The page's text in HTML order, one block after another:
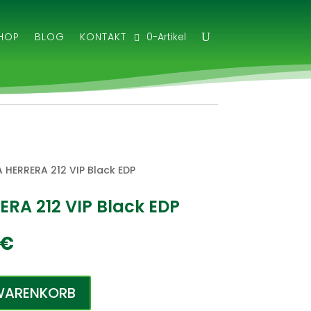
BLOG KONTAKT 0-Artikel
212 VIP Black EDP
212 VIP Black EDP
€
€Aktueller
ist:
89,50 €.